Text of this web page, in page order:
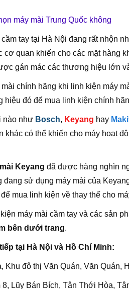
máy mài Trung Quốc không
tay tại Hà Nội đang rất nhộn
cơ quan khiến cho các mặt hàng
gán mác các thương hiệu lớn
chính hãng khi linh kiện máy
hiệu đó để mua linh kiện chính
nào như Bosch, Keyang hay
khác có thể khiến cho máy hoạt
Keyang đã được hàng nghìn
sử dụng máy mài của
mua linh kiện về thay thế cho
máy mài cầm tay và các sản
bên dưới trang.
tại Hà Nội và Hồ Chí Minh:
Khu đô thị Văn Quán, Văn Quán,
8, Lũy Bán Bích, Tân Thới Hòa,